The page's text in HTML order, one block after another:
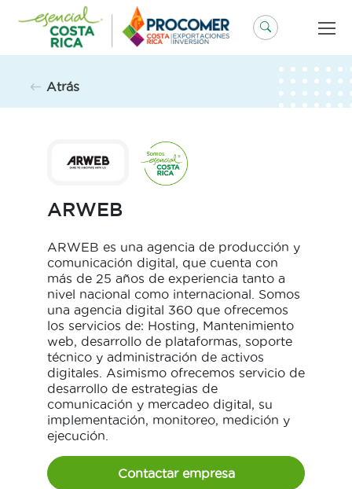
contenido
Atrás
ARWEB
ARWEB es una agencia de producción y
comunicación digital, que cuenta con
más de 25 años de experiencia tanto a
nivel nacional como internacional. Somos
una agencia digital 360 que ofrecemos
los servicios de: Hosting, Mantenimiento
web, desarrollo de plataformas, soporte
técnico y administración de activos
digitales. Asimismo ofrecemos servicio de
desarrollo de estrategias de
comunicación y mercadeo digital, su
implementación, monitoreo, medición y
ejecución.
Contactar empresa